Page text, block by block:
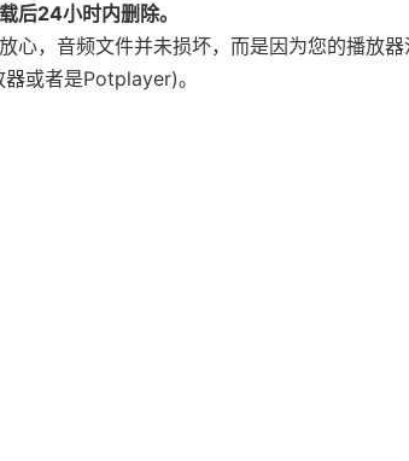
后24小时内删除。
心，音频文件并未损坏，而是因为您的播放器
或者是Potplayer)。